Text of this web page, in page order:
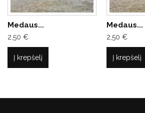
Medaus...
2,50 €
Į krepšelį
Medaus...
2,50 €
Į krepšelį